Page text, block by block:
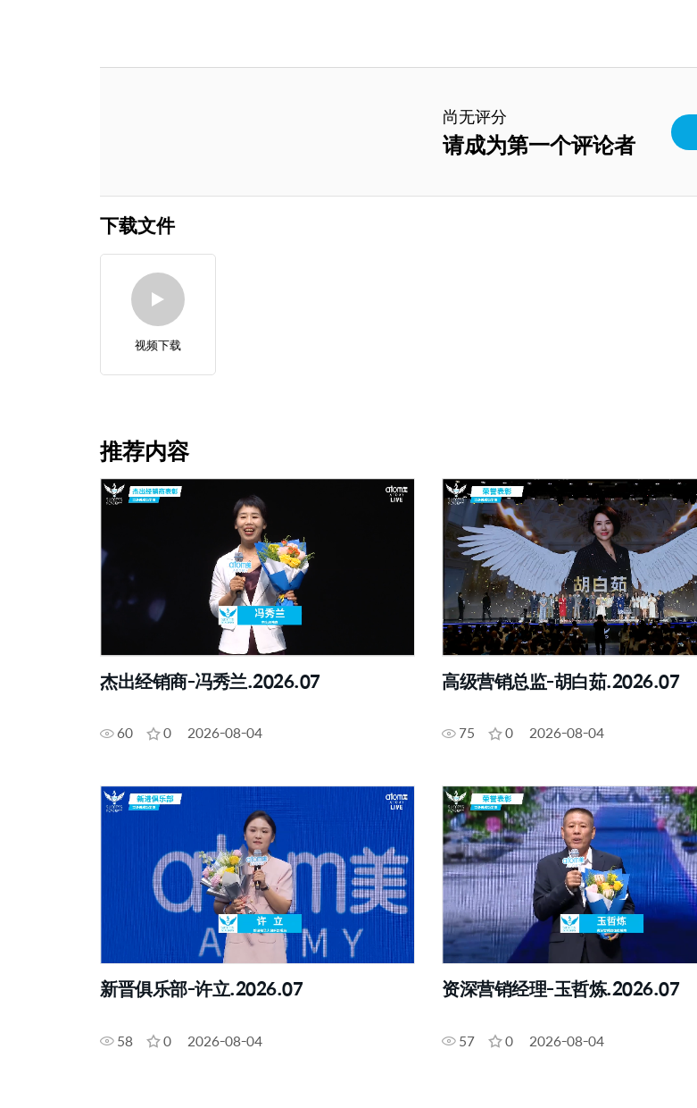
尚无评分
请成为第一个评论者
下载文件
视频下载
推荐内容
杰出经销商-冯秀兰.2026.07
60 0 2026-08-04
高级营销总监-胡白茹.2026.07
75 0 2026-08-04
新晋俱乐部-许立.2026.07
58 0 2026-08-04
资深营销经理-玉哲炼.2026.07
57 0 2026-08-04